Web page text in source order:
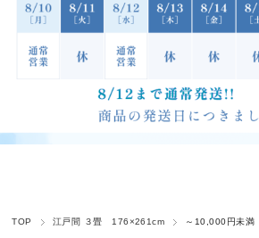
TOP 江戸間 ３畳 176×261cm ～10,000円未満